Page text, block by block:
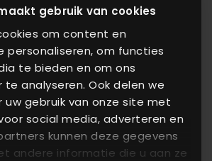
gebruik van cookies
om content en
om functies
te bieden en om ons
analyseren. Ook delen we
gebruik van onze site met
social media, adverteren en
kunnen deze gegevens
andere informatie die u aan ze